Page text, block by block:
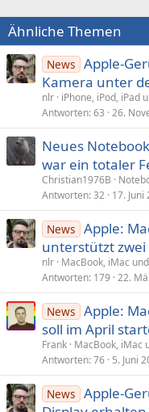
Ähnliche Themen
News Apple-
Kamera unter
nlr iPhone, iPod, iPad
Antworten 63 26.
Neues
war ein totaler
Christian1976B
Antworten 32 17. Juni
News Apple:
unterstützt
nlr MacBook, iMac
Antworten 179 22.
News Apple:
soll im April
Frank MacBook, iMac
Antworten 76 5. Juni
News Apple-